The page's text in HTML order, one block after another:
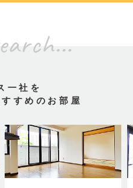
一社を
すめのお部屋